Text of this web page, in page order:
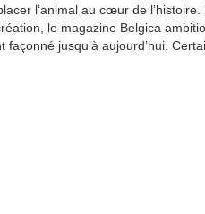
l’animal au cœur de l’histoire.
le magazine Belgica
jusqu’à aujourd’hui.